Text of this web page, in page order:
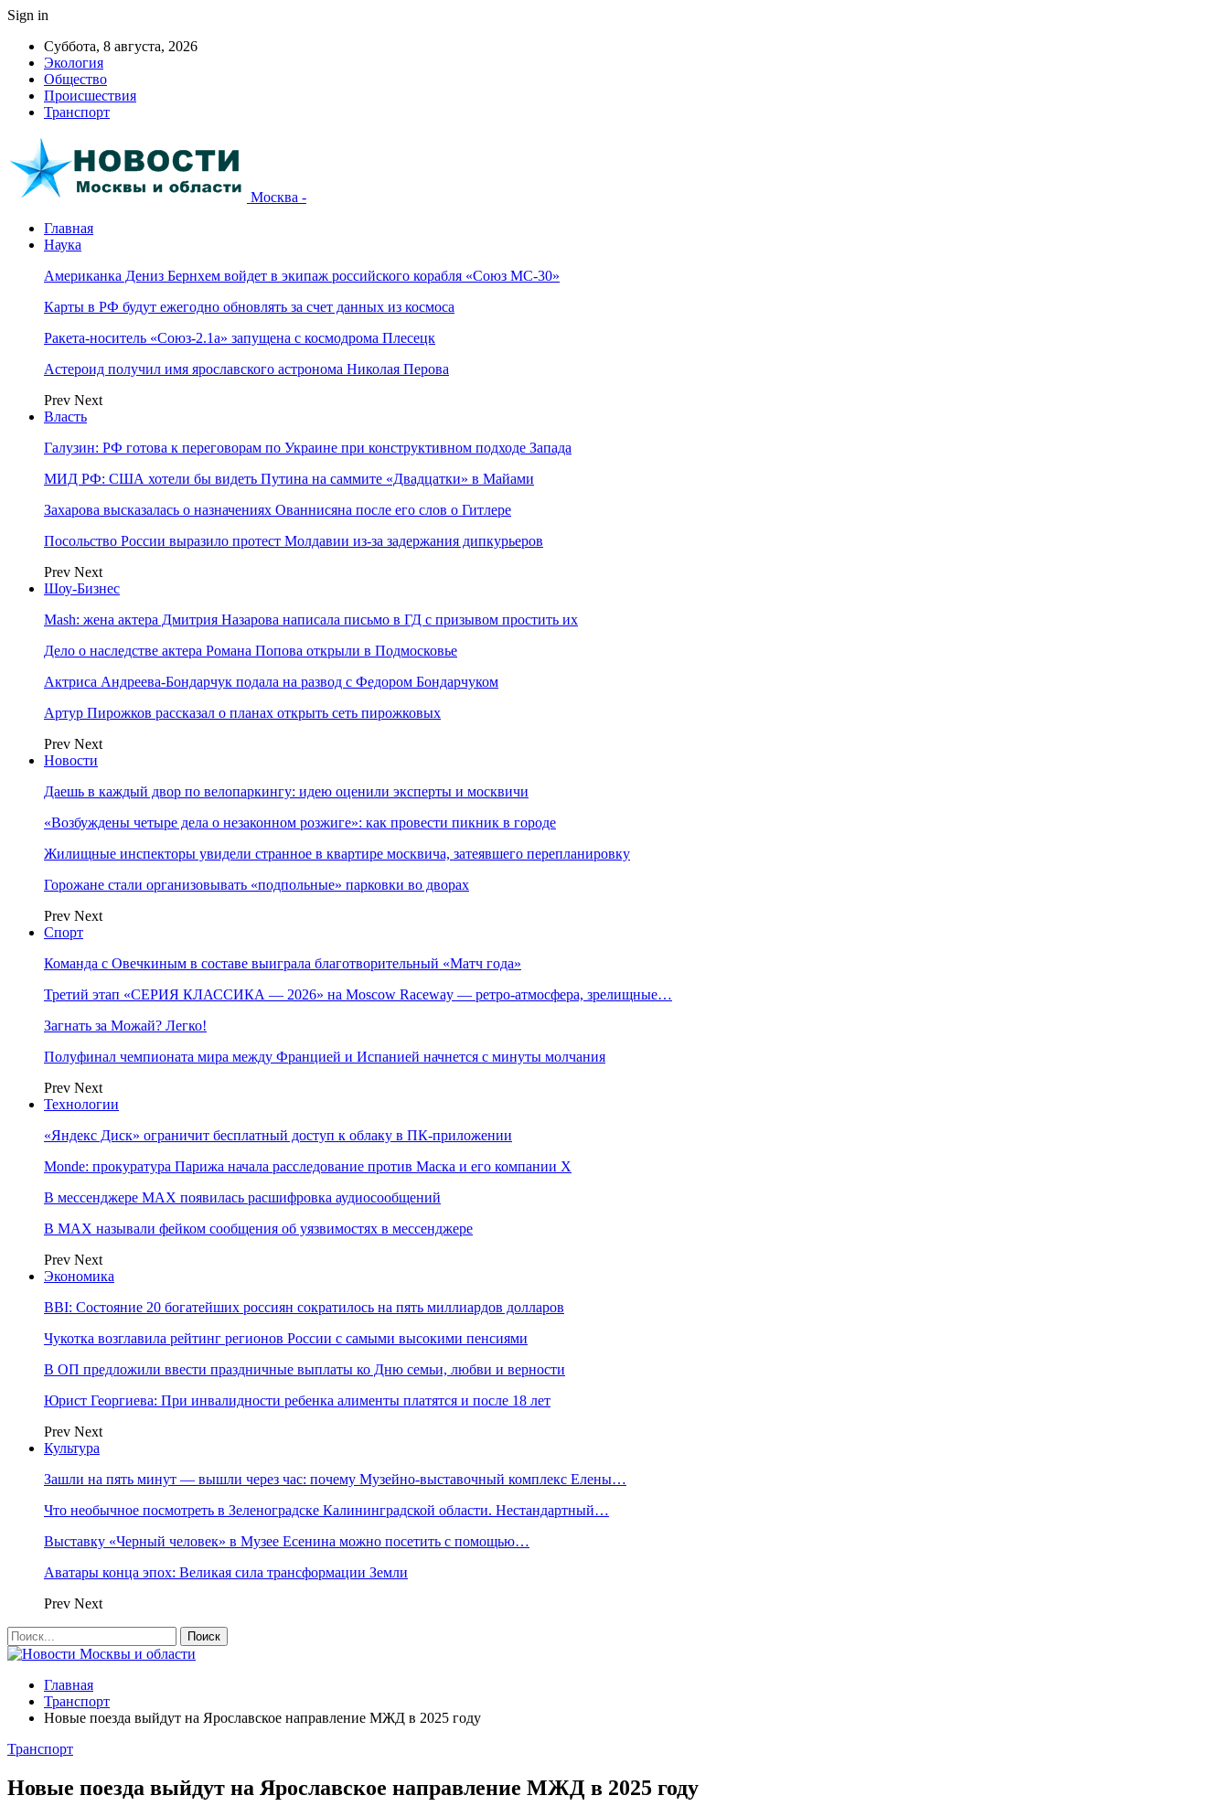
Sign in
Суббота, 8 августа, 2026
Экология
Общество
Происшествия
Транспорт
Москва -
Главная
Наука
Американка Дениз Бернхем войдет в экипаж российского корабля «Союз МС-30»
Карты в РФ будут ежегодно обновлять за счет данных из космоса
Ракета-носитель «Союз-2.1а» запущена с космодрома Плесецк
Астероид получил имя ярославского астронома Николая Перова
Prev Next
Власть
Галузин: РФ готова к переговорам по Украине при конструктивном подходе Запада
МИД РФ: США хотели бы видеть Путина на саммите «Двадцатки» в Майами
Захарова высказалась о назначениях Ованнисяна после его слов о Гитлере
Посольство России выразило протест Молдавии из-за задержания дипкурьеров
Prev Next
Шоу-Бизнес
Mash: жена актера Дмитрия Назарова написала письмо в ГД с призывом простить их
Дело о наследстве актера Романа Попова открыли в Подмосковье
Актриса Андреева-Бондарчук подала на развод с Федором Бондарчуком
Артур Пирожков рассказал о планах открыть сеть пирожковых
Prev Next
Новости
Даешь в каждый двор по велопаркингу: идею оценили эксперты и москвичи
«Возбуждены четыре дела о незаконном розжиге»: как провести пикник в городе
Жилищные инспекторы увидели странное в квартире москвича, затеявшего перепланировку
Горожане стали организовывать «подпольные» парковки во дворах
Prev Next
Спорт
Команда с Овечкиным в составе выиграла благотворительный «Матч года»
Третий этап «СЕРИЯ КЛАССИКА — 2026» на Moscow Raceway — ретро‑атмосфера, зрелищные…
Загнать за Можай? Легко!
Полуфинал чемпионата мира между Францией и Испанией начнется с минуты молчания
Prev Next
Технологии
«Яндекс Диск» ограничит бесплатный доступ к облаку в ПК-приложении
Monde: прокуратура Парижа начала расследование против Маска и его компании X
В мессенджере MAX появилась расшифровка аудиосообщений
В МAX называли фейком сообщения об уязвимостях в мессенджере
Prev Next
Экономика
BBI: Состояние 20 богатейших россиян сократилось на пять миллиардов долларов
Чукотка возглавила рейтинг регионов России с самыми высокими пенсиями
В ОП предложили ввести праздничные выплаты ко Дню семьи, любви и верности
Юрист Георгиева: При инвалидности ребенка алименты платятся и после 18 лет
Prev Next
Культура
Зашли на пять минут — вышли через час: почему Музейно-выставочный комплекс Елены…
Что необычное посмотреть в Зеленоградске Калининградской области. Нестандартный…
Выставку «Черный человек» в Музее Есенина можно посетить с помощью…
Аватары конца эпох: Великая сила трансформации Земли
Prev Next
Главная
Транспорт
Новые поезда выйдут на Ярославское направление МЖД в 2025 году
Транспорт
Новые поезда выйдут на Ярославское направление МЖД в 2025 году